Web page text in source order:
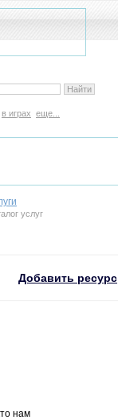
в играх еще...
услуг
Добавить ресурс
нам